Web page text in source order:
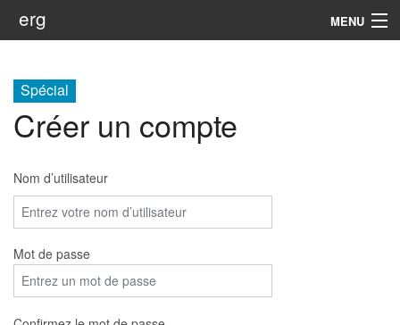
erg MENU
Soutien
Web
Spécial
Créer un compte
Nom d’utilisateur
Mot de passe